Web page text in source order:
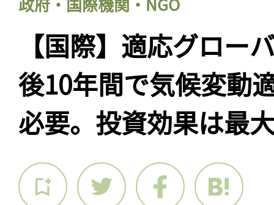
【国際】適応グロー
後10年間で気候変動
必要。投資効果は最